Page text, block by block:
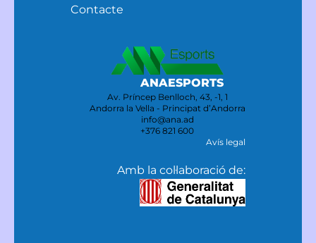
Contacte
ANAESPORTS
Av. Príncep Benlloch, 43, -1, 1
Andorra la Vella - Principat d’Andorra
info@ana.ad
+376 821 600
Avís legal
Amb la col·laboració de: